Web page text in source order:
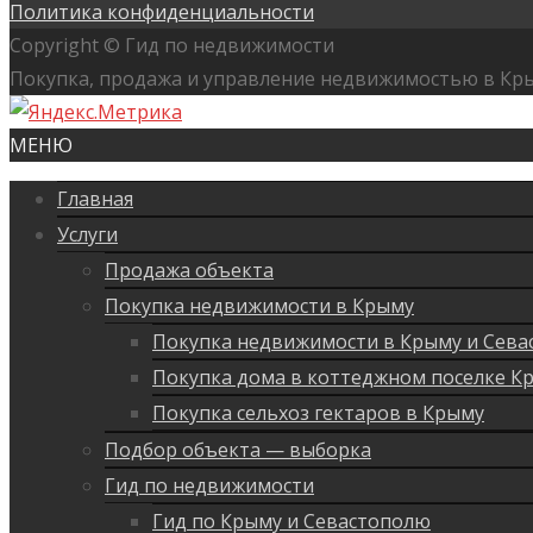
Политика конфиденциальности
Copyright © Гид по недвижимости
Покупка, продажа и управление недвижимостью в
МЕНЮ
Главная
Услуги
Продажа объекта
Покупка недвижимости в Крыму
Покупка недвижимости в Крыму и
Покупка дома в коттеджном поселке
Покупка сельхоз гектаров в Крыму
Подбор объекта — выборка
Гид по недвижимости
Гид по Крыму и Севастополю